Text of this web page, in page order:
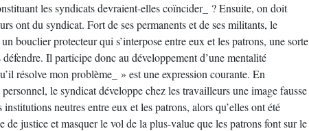
les syndicats devraient-elles coïncider_ ? Ensuite, on doit
ont du syndicat. Fort de ses permanents et de ses militants, le
bouclier protecteur qui s’interpose entre eux et les patrons, une sorte
Il participe donc au développement d’une mentalité
résolve mon problème_ » est une expression courante. En
le syndicat développe chez les travailleurs une image fausse
neutres entre eux et les patrons, alors qu’elles ont été
de justice et masquer le vol de la plus-value que les patrons font sur le